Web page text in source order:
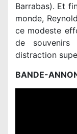
Barrabas). Et
monde,
ce modeste
de souvenirs
distraction
BANDE-